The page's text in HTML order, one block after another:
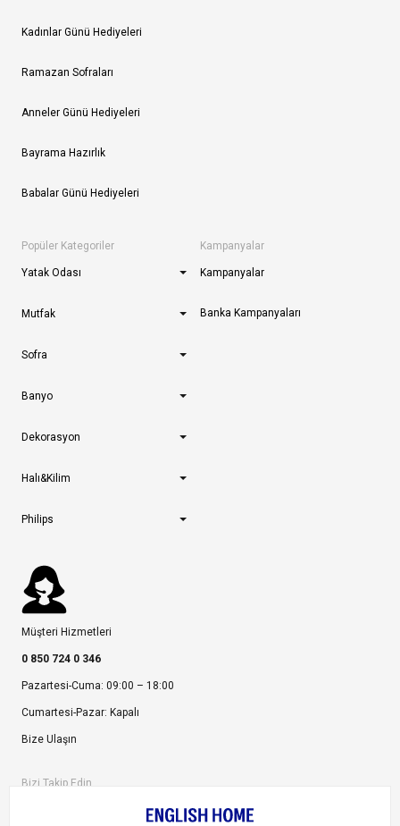
Kadınlar Günü Hediyeleri
Ramazan Sofraları
Anneler Günü Hediyeleri
Bayrama Hazırlık
Babalar Günü Hediyeleri
Popüler Kategoriler
Yatak Odası
Mutfak
Sofra
Banyo
Dekorasyon
Halı&Kilim
Philips
Kampanyalar
Kampanyalar
Banka Kampanyaları
Müşteri Hizmetleri
0 850 724 0 346
Pazartesi-Cuma: 09:00 – 18:00
Cumartesi-Pazar: Kapalı
Bize Ulaşın
Bizi Takip Edin